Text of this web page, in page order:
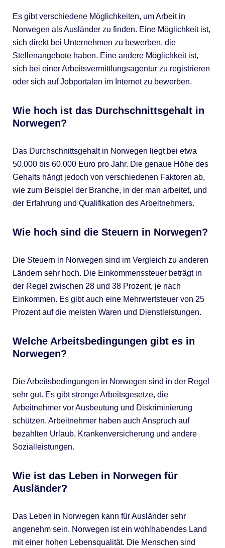
Es gibt verschiedene Möglichkeiten, um Arbeit in
Norwegen als Ausländer zu finden. Eine Möglichkeit ist,
sich direkt bei Unternehmen zu bewerben, die
Stellenangebote haben. Eine andere Möglichkeit ist,
sich bei einer Arbeitsvermittlungsagentur zu registrieren
oder sich auf Jobportalen im Internet zu bewerben.
Wie hoch ist das Durchschnittsgehalt in
Norwegen?
Das Durchschnittsgehalt in Norwegen liegt bei etwa
50.000 bis 60.000 Euro pro Jahr. Die genaue Höhe des
Gehalts hängt jedoch von verschiedenen Faktoren ab,
wie zum Beispiel der Branche, in der man arbeitet, und
der Erfahrung und Qualifikation des Arbeitnehmers.
Wie hoch sind die Steuern in Norwegen?
Die Steuern in Norwegen sind im Vergleich zu anderen
Ländern sehr hoch. Die Einkommenssteuer beträgt in
der Regel zwischen 28 und 38 Prozent, je nach
Einkommen. Es gibt auch eine Mehrwertsteuer von 25
Prozent auf die meisten Waren und Dienstleistungen.
Welche Arbeitsbedingungen gibt es in
Norwegen?
Die Arbeitsbedingungen in Norwegen sind in der Regel
sehr gut. Es gibt strenge Arbeitsgesetze, die
Arbeitnehmer vor Ausbeutung und Diskriminierung
schützen. Arbeitnehmer haben auch Anspruch auf
bezahlten Urlaub, Krankenversicherung und andere
Sozialleistungen.
Wie ist das Leben in Norwegen für
Ausländer?
Das Leben in Norwegen kann für Ausländer sehr
angenehm sein. Norwegen ist ein wohlhabendes Land
mit einer hohen Lebensqualität. Die Menschen sind